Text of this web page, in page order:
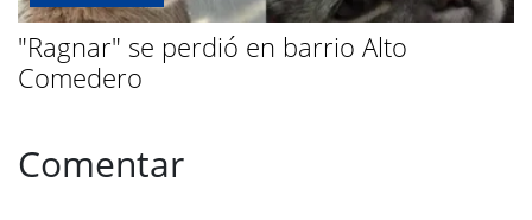
"Ragnar" se perdió en barrio Alto
Comedero
Comentar